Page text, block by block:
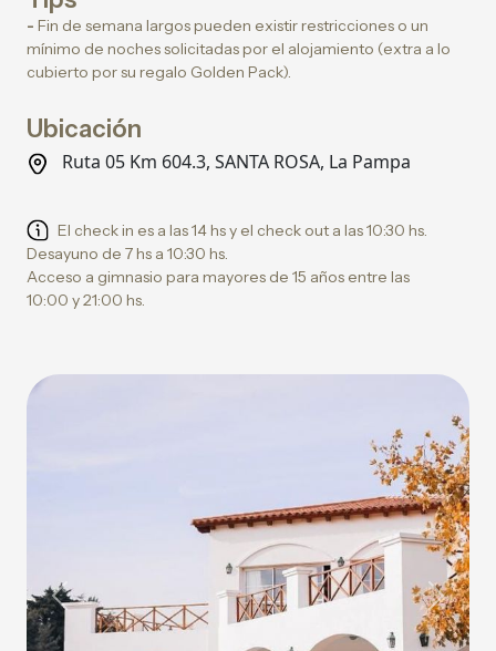
- Fin de semana largos pueden existir restricciones o un
mínimo de noches solicitadas por el alojamiento (extra a lo
cubierto por su regalo Golden Pack).
Ubicación
Ruta 05 Km 604.3, SANTA ROSA, La Pampa
El check in es a las 14 hs y el check out a las 10:30 hs.
Desayuno de 7 hs a 10:30 hs.
Acceso a gimnasio para mayores de 15 años entre las
10:00 y 21:00 hs.
Previous Next